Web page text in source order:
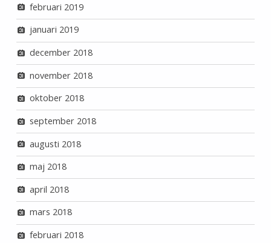
februari 2019
januari 2019
december 2018
november 2018
oktober 2018
september 2018
augusti 2018
maj 2018
april 2018
mars 2018
februari 2018